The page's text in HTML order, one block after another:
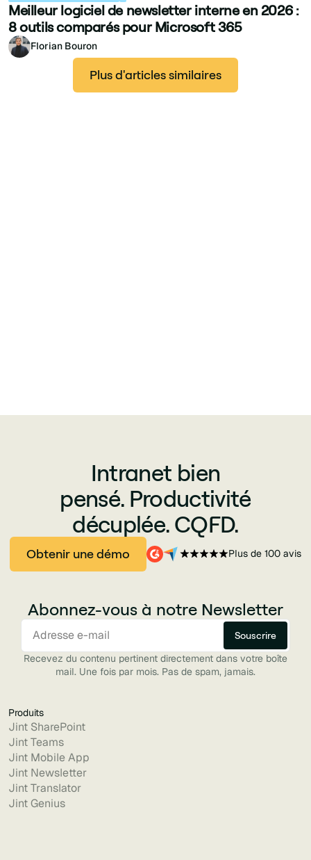
Meilleur logiciel de newsletter interne en 2026 :
8 outils comparés pour Microsoft 365
Florian Bouron
Plus d'articles similaires
Intranet bien
pensé. Productivité
décuplée. CQFD.
Obtenir une démo Plus de 100 avis
Abonnez-vous à notre Newsletter
Recevez du contenu pertinent directement dans votre boîte
mail. Une fois par mois. Pas de spam, jamais.
Produits
Jint SharePoint
Jint Teams
Jint Mobile App
Jint Newsletter
Jint Translator
Jint Genius